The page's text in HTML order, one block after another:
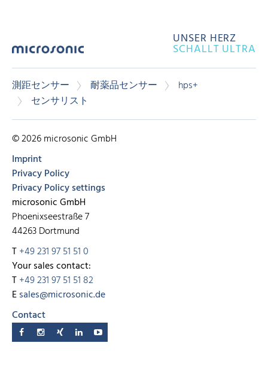
UNSER HERZ
SCHALLT ULTRA
測距センサー 耐薬品センサー
hps+
センサリスト
© 2026 microsonic GmbH
Imprint
Privacy Policy
Privacy Policy settings
microsonic GmbH
Phoenixseestraße 7
44263 Dortmund
T+49 231 97 51 51 0
Your sales contact:
T+49 231 97 51 51 82
Esales@microsonic.de
Contact